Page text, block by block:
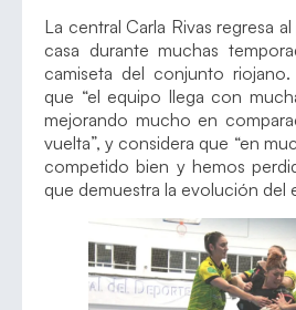
La central Carla Rivas regresa
casa durante muchas
camiseta del conjunto
que “el equipo llega con
mejorando mucho en
vuelta”, y considera que “en
competido bien y hemos
que demuestra la evolución del